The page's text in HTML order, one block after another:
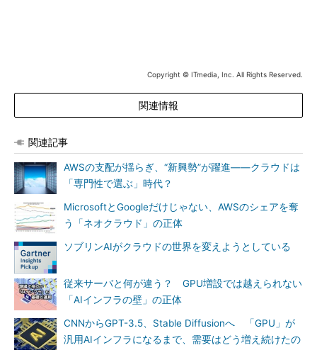
Copyright © ITmedia, Inc. All Rights Reserved.
関連情報
関連記事
AWSの支配が揺らぎ、“新興勢”が躍進――クラウドは
「専門性で選ぶ」時代？
MicrosoftとGoogleだけじゃない、AWSのシェアを奪
う「ネオクラウド」の正体
ソブリンAIがクラウドの世界を変えようとしている
従来サーバと何が違う？ GPU増設では越えられない
「AIインフラの壁」の正体
CNNからGPT-3.5、Stable Diffusionへ 「GPU」が
汎用AIインフラになるまで、需要はどう増え続けたの